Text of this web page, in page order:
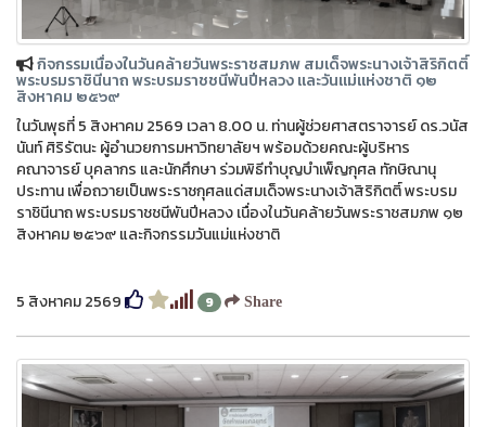
กิจกรรมเนื่องในวันคล้ายวันพระราชสมภพ สมเด็จพระนางเจ้าสิริกิตติ์
พระบรมราชินีนาถ พระบรมราชชนีพันปีหลวง และวันแม่แห่งชาติ ๑๒
สิงหาคม ๒๕๖๙
ในวันพุธที่ 5 สิงหาคม 2569 เวลา 8.00 น. ท่านผู้ช่วยศาสตราจารย์ ดร.วนัส
นันท์ ศิริรัตนะ ผู้อำนวยการมหาวิทยาลัยฯ พร้อมด้วยคณะผู้บริหาร
คณาจารย์ บุคลากร และนักศึกษา ร่วมพิธีทำบุญบำเพ็ญกุศล ทักษิณานุ
ประทาน เพื่อถวายเป็นพระราชกุศลแด่สมเด็จพระนางเจ้าสิริกิตติ์ พระบรม
ราชินีนาถ พระบรมราชชนีพันปีหลวง เนื่องในวันคล้ายวันพระราชสมภพ ๑๒
สิงหาคม ๒๕๖๙ และกิจกรรมวันแม่แห่งชาติ
5 สิงหาคม 2569 9 Share